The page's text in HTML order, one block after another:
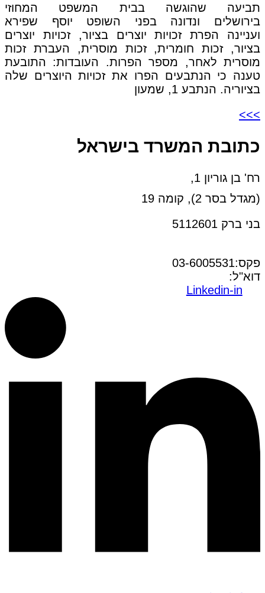
תביעה שהוגשה בבית המשפט המחוזי
בירושלים ונדונה בפני השופט יוסף שפירא
ועניינה הפרת זכויות יוצרים בציור, זכויות יוצרים
בציור, זכות חומרית, זכות מוסרית, העברת זכות
מוסרית לאחר, מספר הפרות. העובדות: התובעת
טענה כי הנתבעים הפרו את זכויות היוצרים שלה
בציוריה. הנתבע 1, שמעון
>>>
כתובת המשרד בישראל
רח' בן גוריון 1,
(מגדל בסר 2), קומה 19
בני ברק 5112601
פקס:03-6005531
דוא"ל:
Linkedin-in